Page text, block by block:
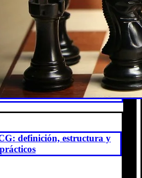
definición, estructura y